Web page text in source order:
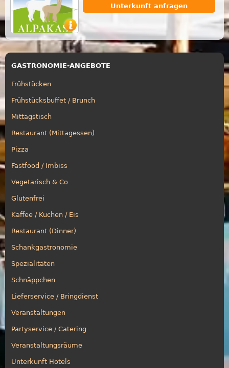
Unterkunft anfragen
GASTRONOMIE-ANGEBOTE
Frühstücken
Frühstücksbuffet / Brunch
Mittagstisch
Restaurant (Mittagessen)
Pizza
Fastfood / Imbiss
Vegetarisch & Co
Glutenfrei
Kaffee / Kuchen / Eis
Restaurant (Dinner)
Schankgastronomie
Spezialitäten
Schnäppchen
Lieferservice / Bringdienst
Veranstaltungen
Partyservice / Catering
Veranstaltungsräume
Unterkunft Hotels